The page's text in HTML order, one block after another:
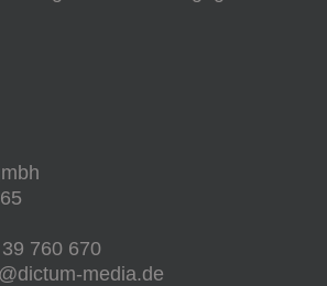
760 670
media.de